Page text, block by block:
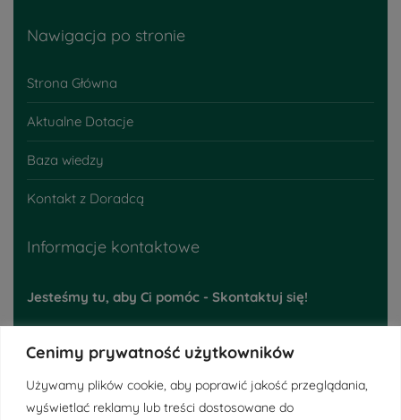
Cenimy prywatność użytkowników
Używamy plików cookie, aby poprawić jakość przeglądania,
wyświetlać reklamy lub treści dostosowane do
Nawigacja po stronie
Strona Główna
Aktualne Dotacje
Baza wiedzy
Kontakt z Doradcą
Informacje kontaktowe
Jesteśmy tu, aby Ci pomóc - Skontaktuj się!
Biuro: Postępowa 5 , 54-618 Wrocław
Telefon
: 48 793 395 224